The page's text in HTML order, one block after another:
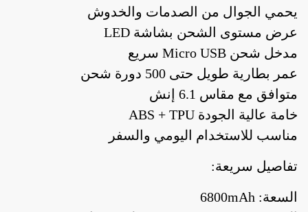
أدوات منزلية
أدوات منزلية
أدوات يدوية
أدوات يدوية
يحمي الجوال من الصدمات والخدوش
عرض مستوى الشحن بشاشة LED
مدخل شحن Micro USB سريع
عمر بطارية طويل حتى 500 دورة شحن
متوافق مع مقاس 6.1 إنش
خامة عالية الجودة ABS + TPU
مناسب للاستخدام اليومي والسفر
تفاصيل سريعة:
السعة: 6800mAh